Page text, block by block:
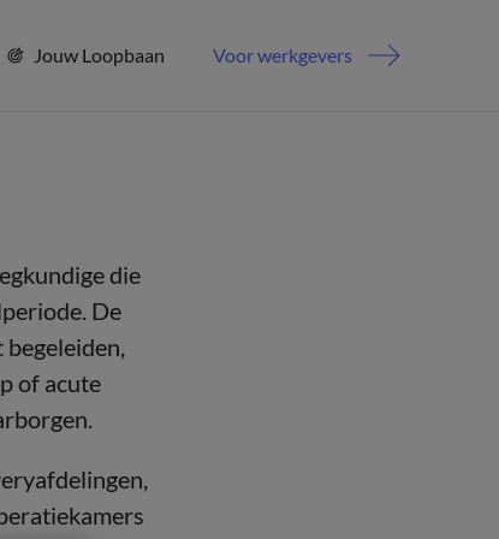
Jouw Loopbaan Voor werkgevers
die
De
of acute